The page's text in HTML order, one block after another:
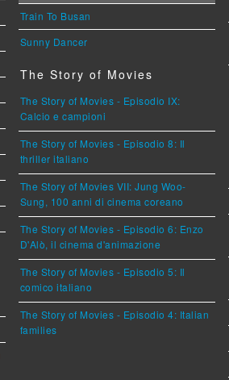
Train To Busan
Sunny Dancer
The Story of Movies
The Story of Movies - Episodio IX:
Calcio e campioni
The Story of Movies - Episodio 8: Il
thriller italiano
The Story of Movies VII: Jung Woo-
Sung, 100 anni di cinema coreano
The Story of Movies - Episodio 6: Enzo
D'Alò, il cinema d'animazione
The Story of Movies - Episodio 5: Il
comico italiano
The Story of Movies - Episodio 4: Italian
families